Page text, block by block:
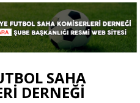
SAHA
DERNEĞI